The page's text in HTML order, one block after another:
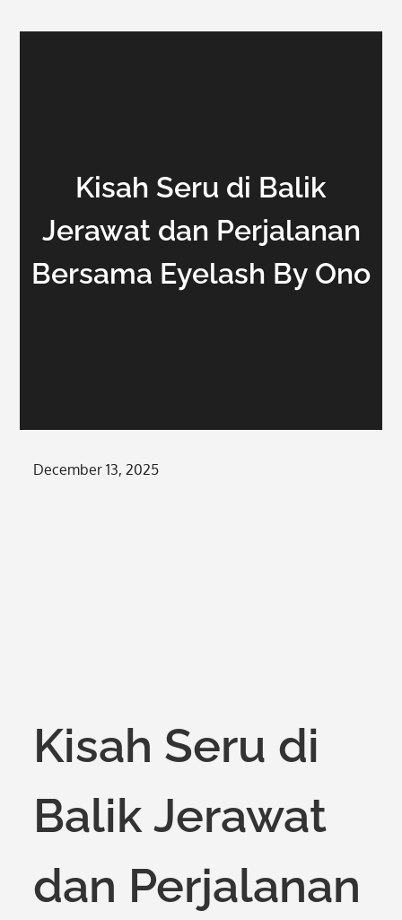
Kisah Seru di Balik
Jerawat dan Perjalanan
Bersama Eyelash By Ono
Posted
December 13, 2025
Kisah Seru di
Balik Jerawat
dan Perjalanan